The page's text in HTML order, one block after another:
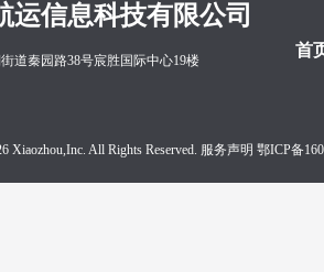
运信息科技有限公司
首
道秦园路38号宸胜国际中心19楼
Xiaozhou,Inc. All Rights Reserved. 服务声明 鄂ICP备